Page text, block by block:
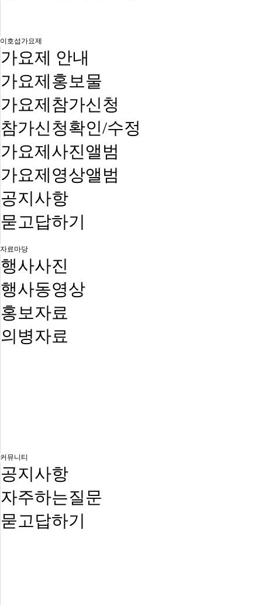
이호섭가요제
가요제 안내
가요제홍보물
가요제참가신청
참가신청확인/수정
가요제사진앨범
가요제영상앨범
공지사항
묻고답하기
자료마당
행사사진
행사동영상
홍보자료
의병자료
커뮤니티
공지사항
자주하는질문
묻고답하기